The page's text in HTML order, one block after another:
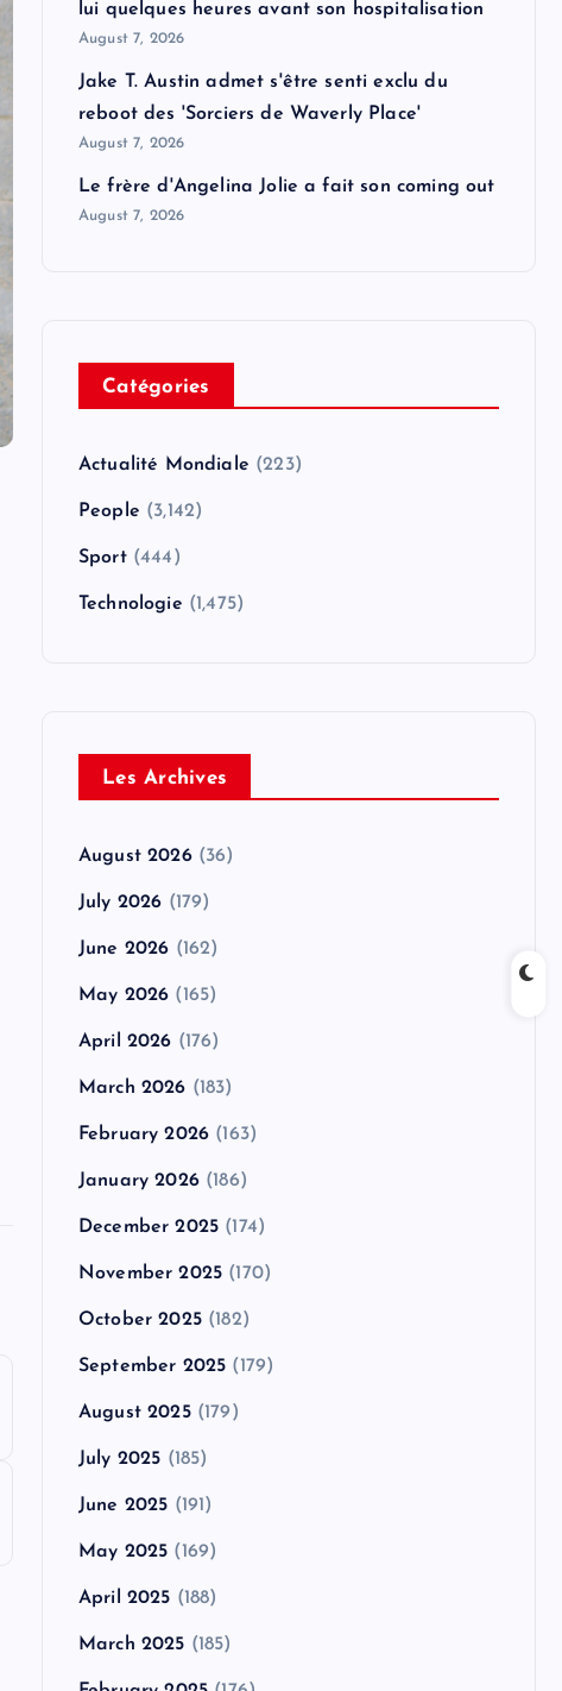
lui quelques heures avant son hospitalisation
August 7, 2026
Jake T. Austin admet s'être senti exclu du
reboot des 'Sorciers de Waverly Place'
August 7, 2026
Le frère d'Angelina Jolie a fait son coming out
August 7, 2026
Catégories
Actualité Mondiale (223)
People (3,142)
Sport(444)
Technologie (1,475)
Les Archives
August 2026(36)
July 2026 (179)
June 2026 (162)
May 2026 (165)
April 2026 (176)
March 2026 (183)
February 2026 (163)
January 2026(186)
December 2025 (174)
November 2025 (170)
October 2025(182)
September 2025 (179)
August 2025(179)
July 2025 (185)
June 2025 (191)
May 2025 (169)
April 2025 (188)
March 2025 (185)